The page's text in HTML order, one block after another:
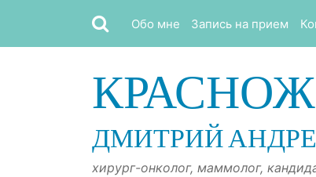
Обо мне Запись на прием
ДМИТРИЙ
хирург-онколог, маммолог,